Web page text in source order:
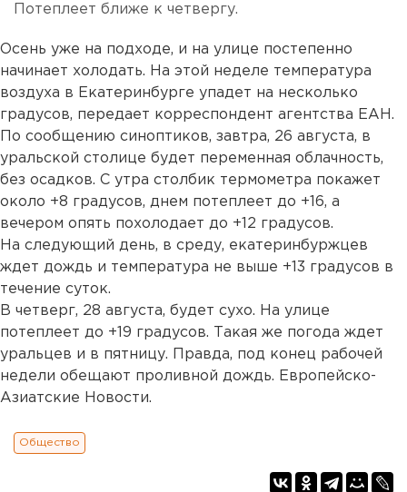
Потеплеет ближе к четвергу.
Осень уже на подходе, и на улице постепенно
начинает холодать. На этой неделе температура
воздуха в Екатеринбурге упадет на несколько
градусов, передает корреспондент агентства ЕАН.
По сообщению синоптиков, завтра, 26 августа, в
уральской столице будет переменная облачность,
без осадков. С утра столбик термометра покажет
около +8 градусов, днем потеплеет до +16, а
вечером опять похолодает до +12 градусов.
На следующий день, в среду, екатеринбуржцев
ждет дождь и температура не выше +13 градусов в
течение суток.
В четверг, 28 августа, будет сухо. На улице
потеплеет до +19 градусов. Такая же погода ждет
уральцев и в пятницу. Правда, под конец рабочей
недели обещают проливной дождь. Европейско-
Азиатские Новости.
Общество